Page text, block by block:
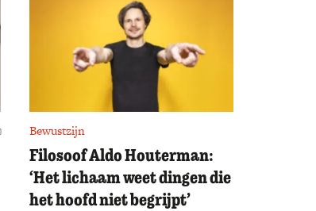
Voor ledenBewustzijn
Filosoof Aldo Houterman:
‘Het lichaam weet dingen die
het hoofd niet begrijpt’